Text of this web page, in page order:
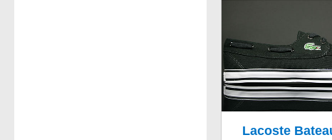
Lacoste